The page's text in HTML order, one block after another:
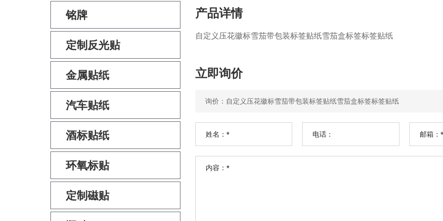
铭牌
定制反光贴
金属贴纸
汽车贴纸
酒标贴纸
环氧标贴
定制磁贴
产品详情
自定义压花徽标雪茄带包装标签贴纸雪茄盒标签标签贴纸
立即询价